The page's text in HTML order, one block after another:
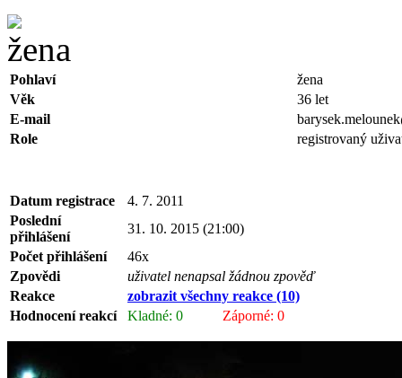
Pohlaví
žena
Věk
36 let
E-mail
Role
registrovaný
Datum registrace
4. 7. 2011
Poslední
přihlášení
31. 10. 2015 (21:00)
Počet přihlášení
46x
Zpovědi
uživatel nenapsal žádnou zpověď
Reakce
zobrazit všechny reakce (10)
Hodnocení reakcí
Kladné: 0 Záporné: 0